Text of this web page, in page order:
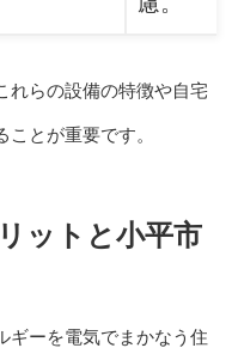
れらの設備の特徴や自宅
とが重要です。
ットと小平市
ギーを電気でまかなう住